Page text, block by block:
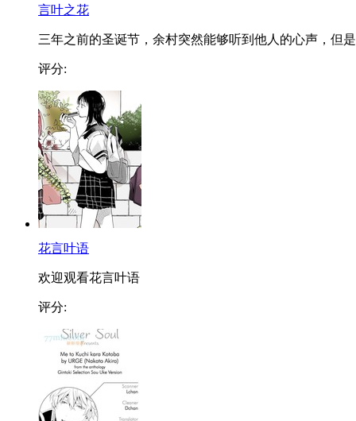
言叶之花
三年之前的圣诞节，余村突然能够听到他人的心声，但
评分:
花言叶语
欢迎观看花言叶语
评分: